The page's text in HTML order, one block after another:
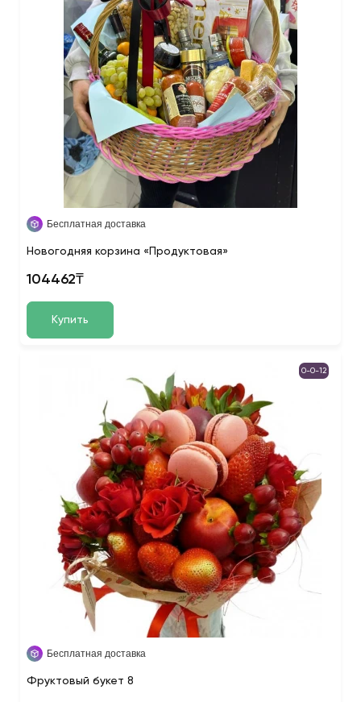
Бесплатная доставка
Новогодняя корзина «Продуктовая»
104462₸
Купить
0-0-12
Бесплатная доставка
Фруктовый букет 8